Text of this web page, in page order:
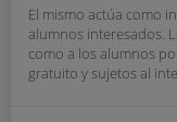
El mismo actúa como
alumnos interesados.
como a los alumnos
gratuito y sujetos al